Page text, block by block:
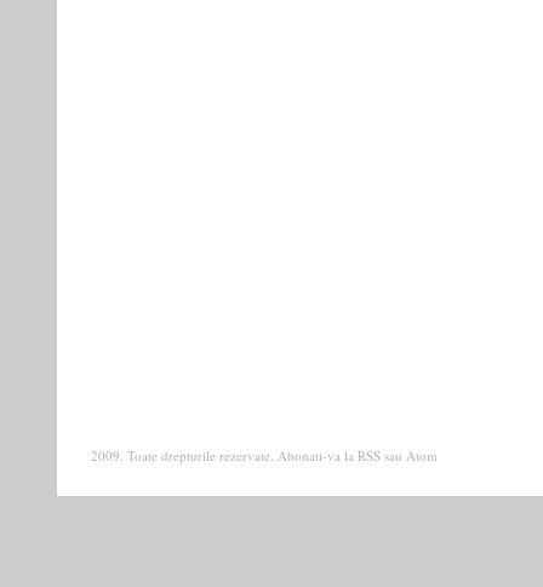
2009. Toate drepturile rezervate. Abonati-va la RSS sau Atom